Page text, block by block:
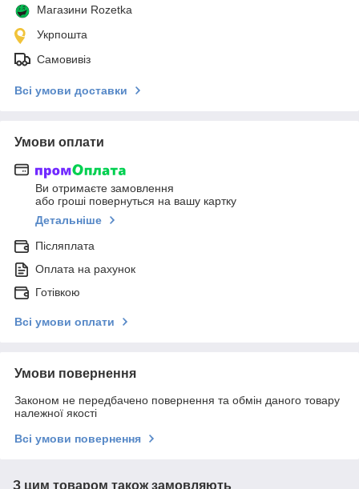
Магазини Rozetka
Укрпошта
Самовивіз
Всі умови доставки
Умови оплати
Ви отримаєте замовлення
або гроші повернуться на вашу картку
Детальніше
Післяплата
Оплата на рахунок
Готівкою
Всі умови оплати
Умови повернення
Законом не передбачено повернення та обмін даного товару
належної якості
Всі умови повернення
З цим товаром також замовляють